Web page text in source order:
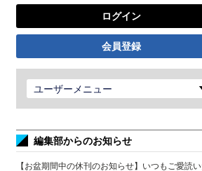
ログイン
会員登録
ユーザーメニュー
編集部からのお知らせ
【お盆期間中の休刊のお知らせ】いつもご愛読